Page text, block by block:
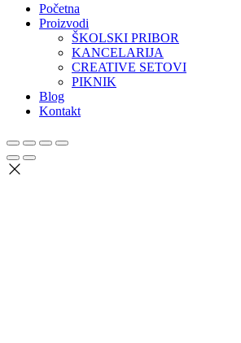
Početna
Proizvodi
ŠKOLSKI PRIBOR
KANCELARIJA
CREATIVE SETOVI
PIKNIK
Blog
Kontakt